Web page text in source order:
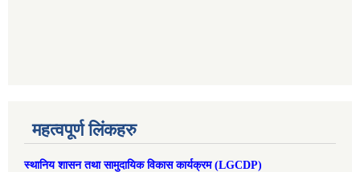
महत्वपूर्ण लिंकहरु
स्थानिय शासन तथा सामुदायिक विकास कार्यक्रम (LGCDP)